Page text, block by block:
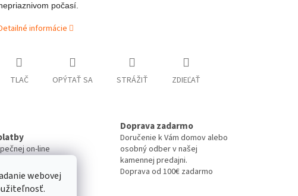
webovej
počasí.
informácie
TLAČ OPÝTAŤ SA STRÁŽIŤ ZDIEĽAŤ
on-line
Doprava zadarmo
Doručenie k Vám domov alebo
osobný odber v našej
kamennej predajni.
Doprava od 100€ zadarmo